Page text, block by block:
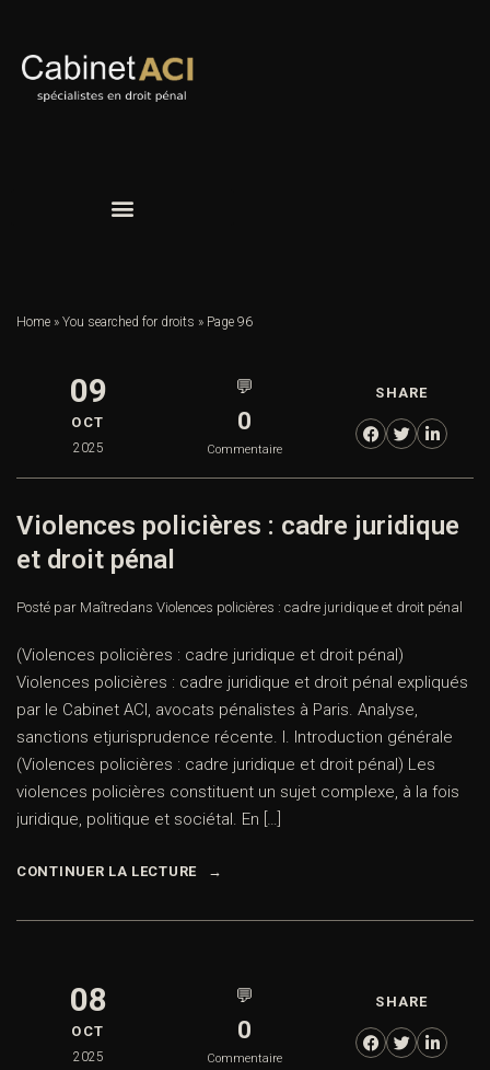
Home » You searched for droits » Page 96
09
OCT
2025
💬
0
Commentaire
SHARE
Violences policières : cadre juridique
et droit pénal
Posté par Maîtredans Violences policières : cadre juridique et droit pénal
(Violences policières : cadre juridique et droit pénal)
Violences policières : cadre juridique et droit pénal expliqués
par le Cabinet ACI, avocats pénalistes à Paris. Analyse,
sanctions etjurisprudence récente. I. Introduction générale
(Violences policières : cadre juridique et droit pénal) Les
violences policières constituent un sujet complexe, à la fois
juridique, politique et sociétal. En […]
CONTINUER LA LECTURE
08
OCT
2025
💬
0
Commentaire
SHARE